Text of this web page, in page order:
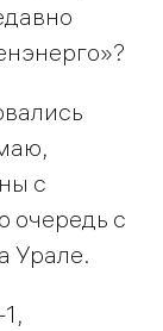
с
очередь с
Урале.